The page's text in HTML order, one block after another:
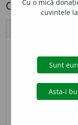
Cuvântul
ORTĂ,
infanterie egală
Cu o mică
cuvintele